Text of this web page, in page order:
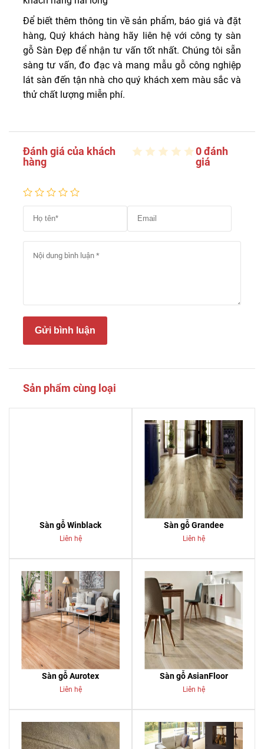
Để biết thêm thông tin về sản phẩm, báo giá và đặt
hàng, Quý khách hàng hãy liên hệ với công ty sàn
gỗ Sàn Đẹp để nhận tư vấn tốt nhất. Chúng tôi sẵn
sàng tư vấn, đo đạc và mang mẫu gỗ công nghiệp
lát sàn đến tận nhà cho quý khách xem màu sắc và
thử chất lượng miễn phí.
Đánh giá của khách
hàng
0 đánh
giá
Gửi bình luận
Sản phẩm cùng loại
Sàn gỗ Winblack
Liên hệ
Sàn gỗ Grandee
Liên hệ
Sàn gỗ Aurotex
Liên hệ
Sàn gỗ AsianFloor
Liên hệ